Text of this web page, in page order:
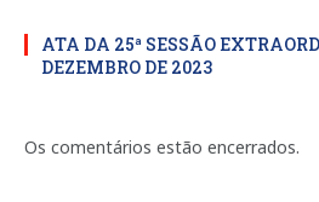
ATA DA 25ª SESSÃO
DEZEMBRO DE 2023
Os comentários estão encerrados.